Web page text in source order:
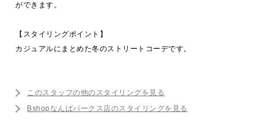
ができます。
【スタイリングポイント】
カジュアルにまとめた冬のストリートコーデです。
このスタッフの他のスタイリングを見る
Bshopなんばパークス店のスタイリングを見る